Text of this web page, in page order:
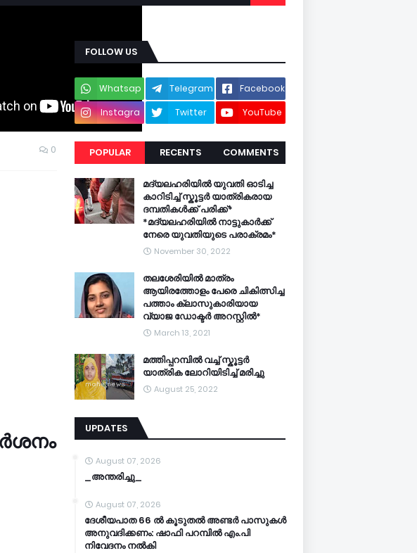
0
FOLLOW US
Whatsap
p
Telegram
Facebook
Instagra
m
Twitter YouTube
POPULAR RECENTS COMMENTS
മദ്യലഹരിയിൽ യുവതി ഓടിച്ച
കാറിടിച്ച് സ്കൂട്ടർ യാത്രികരായ
ദമ്പതികൾക്ക് പരിക്ക്*
*മദ്യലഹരിയിൽ നാട്ടുകാർക്ക്
നേരെ യുവതിയുടെ പരാക്രമം*
November 30, 2022
തലശേരിയിൽ മാത്രം
ആയിരത്തോളം പേരെ ചികിത്സിച്ച
പത്താം ക്ലാസുകാരിയായ
വ്യാജ ഡോക്ടർ അറസ്റ്റിൽ*
March 13, 2021
മത്തിപ്പറമ്പിൽ വച്ച് സ്കൂട്ടർ
യാത്രിക ലോറിയിടിച്ച് മരിച്ചു
August 25, 2022
UPDATES
August 07, 2026
_അന്തരിച്ചു_
August 07, 2026
ദേശീയപാത 66 ൽ കൂടുതൽ അണ്ടർ പാസുകൾ
അനുവദിക്കണം: ഷാഫി പറമ്പിൽ എം.പി
നിവേദനം നൽകി ​